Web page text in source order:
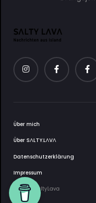
Über mich
Über SΛLTY.LΛVΛ
Datenschutzerklärung
Impressum
2025 © SaltyLava